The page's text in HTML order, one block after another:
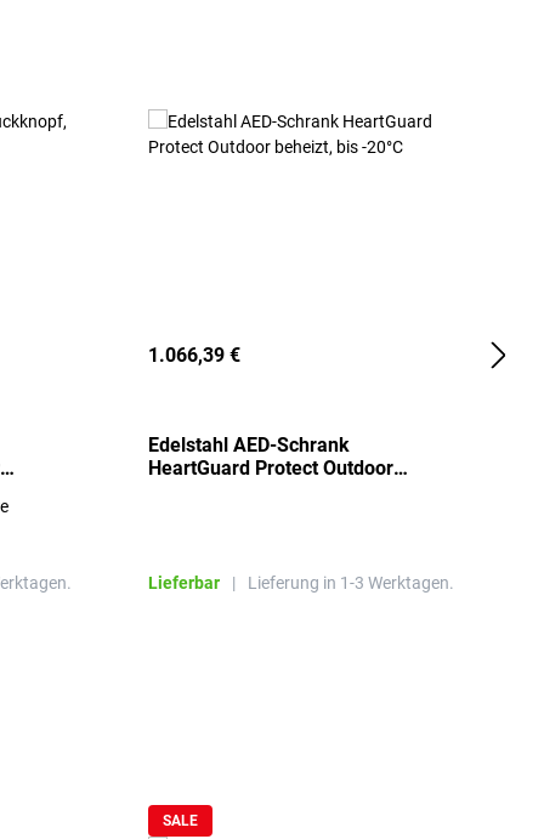
1.066,39 €
Edelstahl AED-Schrank
HeartGuard Protect Outdoor
Lieferbar | Lieferung in 1-3 Werktagen.
SALE